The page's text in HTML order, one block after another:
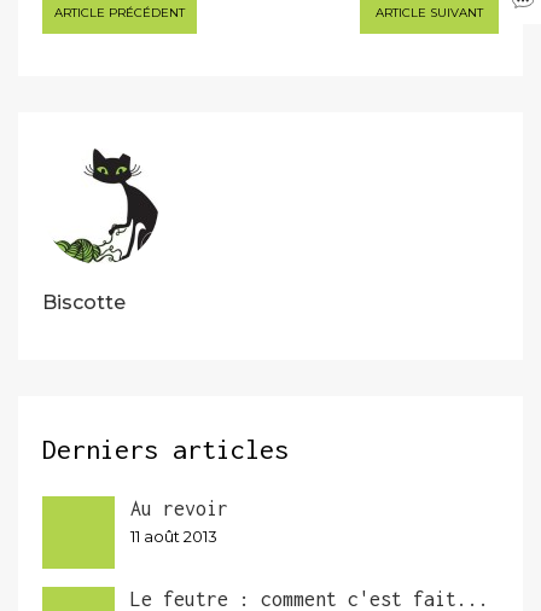
Navigation
de
ARTICLE PRÉCÉDENT ARTICLE SUIVANT
Biscotte
Derniers articles
Au revoir
11 août 2013
Le feutre : comment c'est fait...